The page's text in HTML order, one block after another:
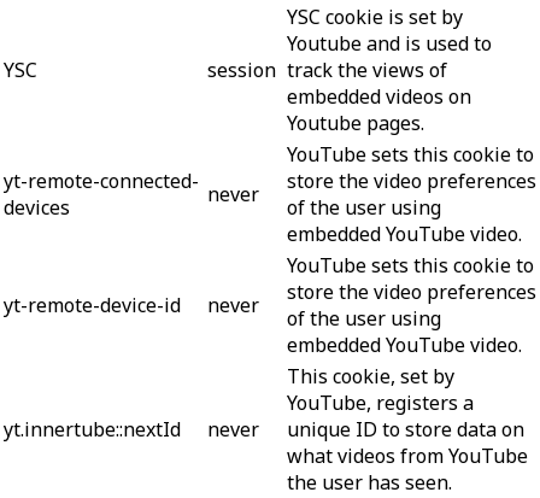
YSC session
YSC cookie is set by
Youtube and is used to
track the views of
embedded videos on
Youtube pages.
yt-remote-connected-
devices
never
YouTube sets this cookie to
store the video preferences
of the user using
embedded YouTube video.
yt-remote-device-id never
YouTube sets this cookie to
store the video preferences
of the user using
embedded YouTube video.
yt.innertube::nextId never
This cookie, set by
YouTube, registers a
unique ID to store data on
what videos from YouTube
the user has seen.